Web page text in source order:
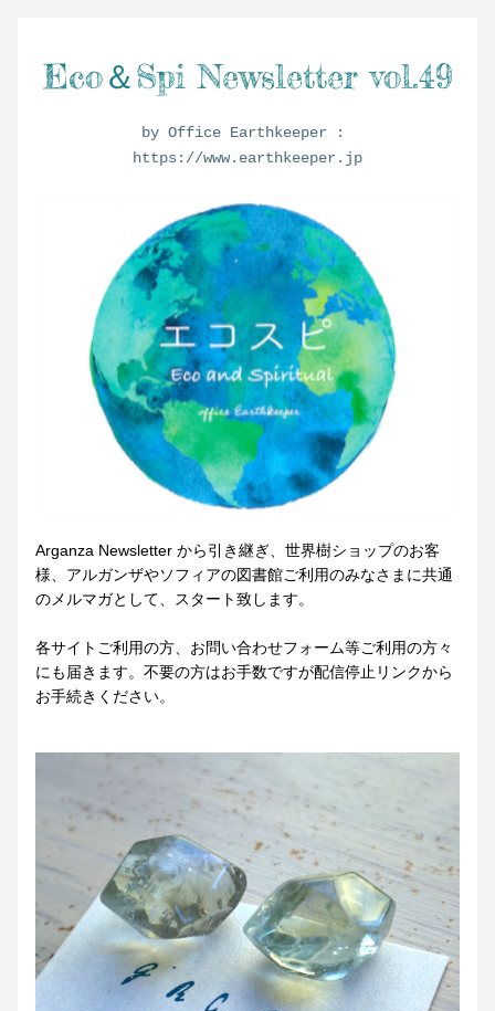
Eco＆Spi Newsletter vol.49
by Office Earthkeeper :
https://www.earthkeeper.jp
Arganza Newsletter から引き継ぎ、世界樹ショップのお客
様、アルガンザやソフィアの図書館ご利用のみなさまに共通
のメルマガとして、スタート致します。
各サイトご利用の方、お問い合わせフォーム等ご利用の方々
にも届きます。不要の方はお手数ですが配信停止リンクから
お手続きください。